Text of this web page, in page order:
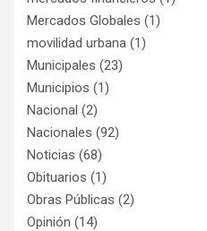
Mercados Globales (1)
movilidad urbana (1)
Municipales (23)
Municipios (1)
Nacional (2)
Nacionales (92)
Noticias (68)
Obituarios (1)
Obras Públicas (2)
Opinión (14)